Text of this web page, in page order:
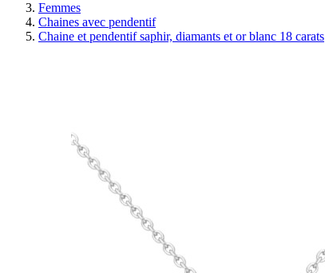
Femmes
Chaines avec pendentif
Chaine et pendentif saphir, diamants et or blanc 18 carats